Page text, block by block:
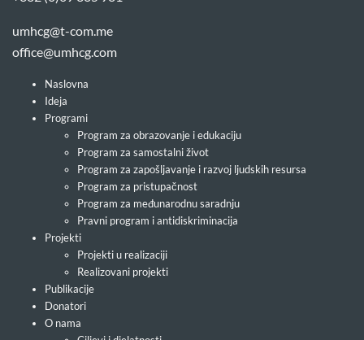
umhcg@t-com.me
office@umhcg.com
Naslovna
Ideja
Programi
Program za obrazovanje i edukaciju
Program za samostalni život
Program za zapošljavanje i razvoj ljudskih resursa
Program za pristupačnost
Program za međunarodnu saradnju
Pravni program i antidiskriminacija
Projekti
Projekti u realizaciji
Realizovani projekti
Publikacije
Donatori
O nama